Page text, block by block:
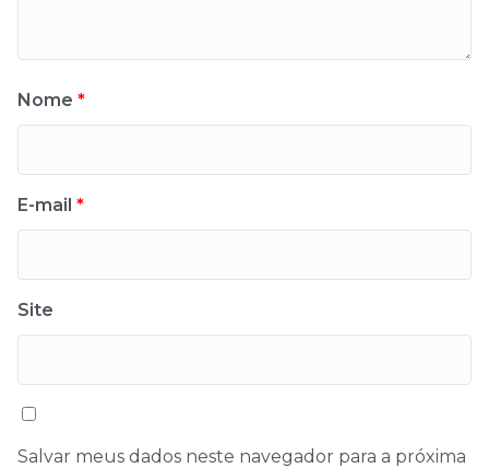
Nome *
E-mail *
Site
Salvar meus dados neste navegador para a próxima